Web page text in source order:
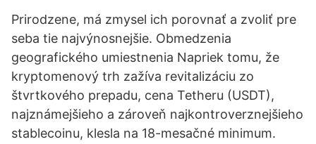
Prirodzene, má zmysel ich porovnať a zvoliť pre
seba tie najvýnosnejšie. Obmedzenia
geografického umiestnenia Napriek tomu, že
kryptomenový trh zažíva revitalizáciu zo
štvrtkového prepadu, cena Tetheru (USDT),
najznámejšieho a zároveň najkontroverznejšieho
stablecoinu, klesla na 18-mesačné minimum.